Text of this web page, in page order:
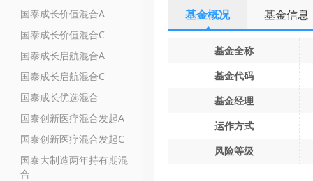
国泰成长价值混合A
国泰成长价值混合C
国泰成长启航混合A
国泰成长启航混合C
国泰成长优选混合
国泰创新医疗混合发起A
国泰创新医疗混合发起C
国泰大制造两年持有期混
合
基金概况 基金信息
基金全称
基金代码
基金经理
运作方式
风险等级